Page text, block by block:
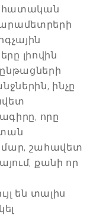
լիովին
ինչը
որը
շահավետ
քանի որ
են տալիս